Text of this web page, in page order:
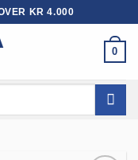
KR 4.000
0